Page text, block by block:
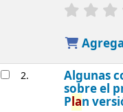
2. Algunas
sobre el
Plan